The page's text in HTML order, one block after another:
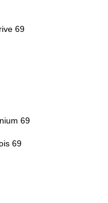
69
69
69